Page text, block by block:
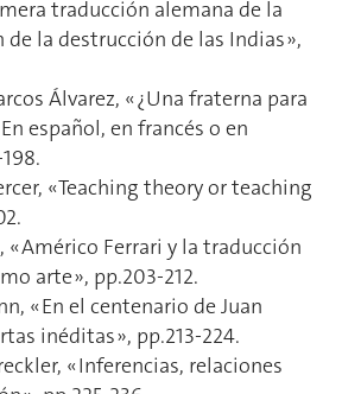
traducción alemana de la
la destrucción de las Indias »,
Álvarez, « ¿Una fraterna para
español, en francés o en
« Teaching theory or teaching
Américo Ferrari y la traducción
arte », pp.203-212.
« En el centenario de Juan
inéditas », pp.213-224.
« Inferencias, relaciones